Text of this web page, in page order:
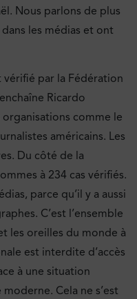
Nous parlons de plus
les médias et ont
vérifié par la Fédération
Ricardo
organisations comme le
américains. Les
Du côté de la
à 234 cas vérifiés.
parce qu’il y a aussi
C’est l’ensemble
les oreilles du monde à
est interdite d’accès
à une situation
Cela ne s’est